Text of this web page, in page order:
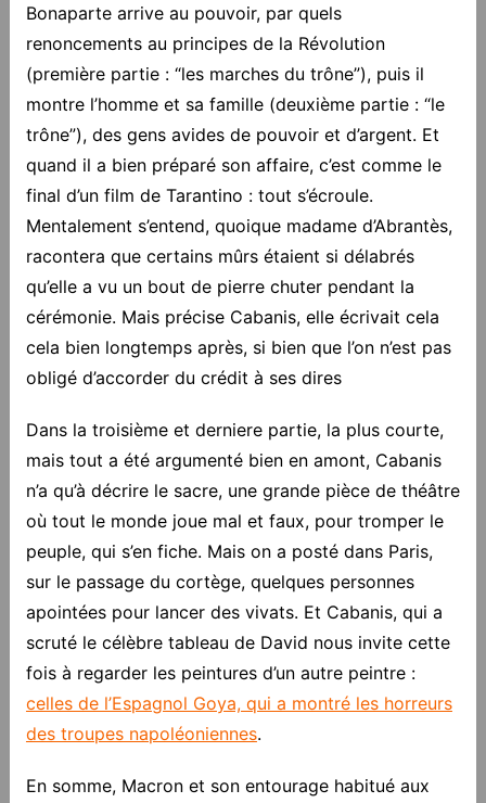
Bonaparte arrive au pouvoir, par quels
renoncements au principes de la Révolution
(première partie : “les marches du trône”), puis il
montre l’homme et sa famille (deuxième partie : “le
trône”), des gens avides de pouvoir et d’argent. Et
quand il a bien préparé son affaire, c’est comme le
final d’un film de Tarantino : tout s’écroule.
Mentalement s’entend, quoique madame d’Abrantès,
racontera que certains mûrs étaient si délabrés
qu’elle a vu un bout de pierre chuter pendant la
cérémonie. Mais précise Cabanis, elle écrivait cela
cela bien longtemps après, si bien que l’on n’est pas
obligé d’accorder du crédit à ses dires
Dans la troisième et derniere partie, la plus courte,
mais tout a été argumenté bien en amont, Cabanis
n’a qu’à décrire le sacre, une grande pièce de théâtre
où tout le monde joue mal et faux, pour tromper le
peuple, qui s’en fiche. Mais on a posté dans Paris,
sur le passage du cortège, quelques personnes
apointées pour lancer des vivats. Et Cabanis, qui a
scruté le célèbre tableau de David nous invite cette
fois à regarder les peintures d’un autre peintre :
celles de l’Espagnol Goya, qui a montré les horreurs
des troupes napoléoniennes.
En somme, Macron et son entourage habitué aux